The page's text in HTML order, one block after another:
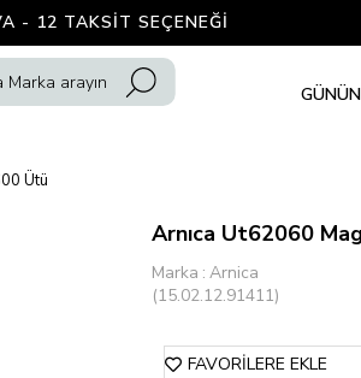
- 12 TAKSIT SEÇENEĞI
Ütü
Arnıca Ut62060
Marka : Arnica
(15.02.12.91411)
FAVORILERE EKLE